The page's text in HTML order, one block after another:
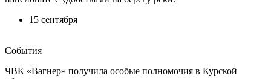
15 сентября
События
ЧВК «Вагнер» получила особые полномочия в Курской